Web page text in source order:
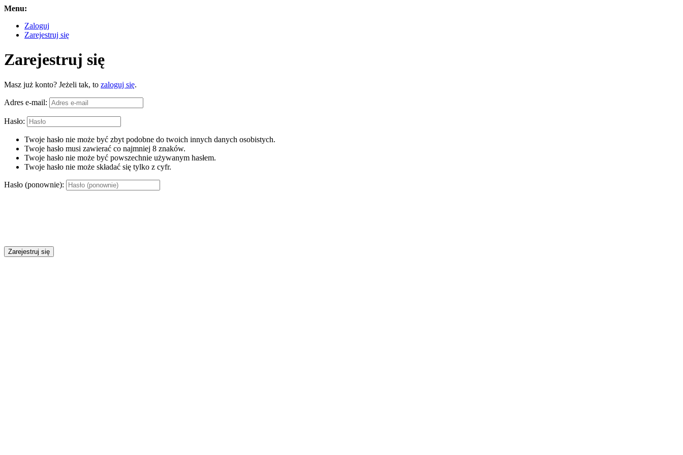
Menu:
Zaloguj
Zarejestruj się
Zarejestruj się
Masz już konto? Jeżeli tak, to zaloguj się.
Adres e-mail:
Hasło:
Twoje hasło nie może być zbyt podobne do twoich innych danych osobistych.
Twoje hasło musi zawierać co najmniej 8 znaków.
Twoje hasło nie może być powszechnie używanym hasłem.
Twoje hasło nie może składać się tylko z cyfr.
Hasło (ponownie):
Zarejestruj się